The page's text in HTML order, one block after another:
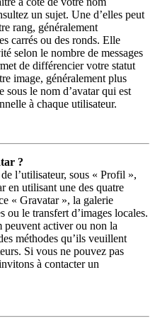
un sujet. Une d’elles peut
rang, généralement
carrés ou des ronds. Elle
selon le nombre de messages
de différencier votre statut
image, généralement plus
sous le nom d’avatar qui est
à chaque utilisateur.
?
l’utilisateur, sous « Profil »,
en utilisant une des quatre
« Gravatar », la galerie
ou le transfert d’images locales.
peuvent activer ou non la
méthodes qu’ils veuillent
Si vous ne pouvez pas
à contacter un